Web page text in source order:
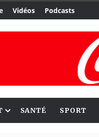
Vidéos Podcasts
SANTÉ SPORT